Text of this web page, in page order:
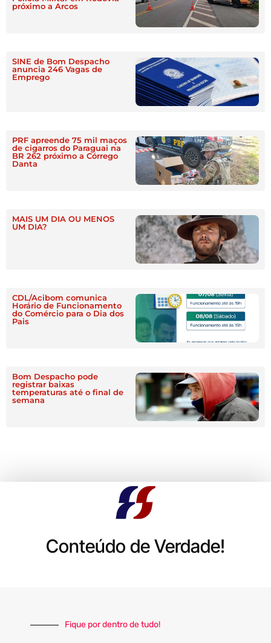
próximo a Arcos
SINE de Bom Despacho
anuncia 246 Vagas de
Emprego
PRF apreende 75 mil maços
de cigarros do Paraguai na
BR 262 próximo a Córrego
Danta
MAIS UM DIA OU MENOS
UM DIA?
CDL/Acibom comunica
Horário de Funcionamento
do Comércio para o Dia dos
Pais
Bom Despacho pode
registrar baixas
temperaturas até o final de
semana
Conteúdo de Verdade!
Fique por dentro de tudo!